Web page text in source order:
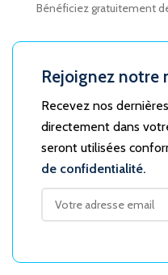
Bénéficiez gratuitement
Rejoignez notre
Recevez nos
directement dans
seront utilisées
de confidentialité.